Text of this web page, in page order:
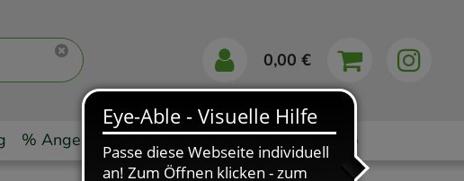
0,00 €
% Angebote Markenshops Ratgeber App